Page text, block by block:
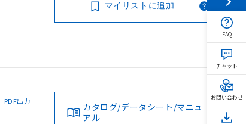
マイリストに追加
PDF出力
カタログ/データシート/マニュ
アル
FAQ
チャット
お問い合わせ